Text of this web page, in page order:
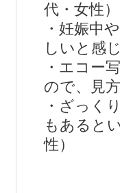
代・女性）
・妊娠中
しいと感
・エコー
ので、見
・ざっく
もあると
性）